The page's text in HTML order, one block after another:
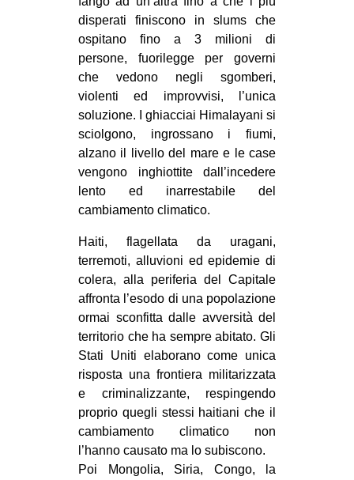
DIRITTO ALL’ABITARE
GENERI
MIGRAZIONI
PRECARIATO
REPRESSIONE
CULTURE
CINEMA
MANIFESTI
MUSICA
RECENSIONI
INTERNAZIONALE
AFRICA
AMERICHE
ESTREMO ORIENTE
EUROPA
disperati finiscono in slums che
ospitano fino a 3 milioni di
persone, fuorilegge per governi
che vedono negli sgomberi,
violenti ed improvvisi, l’unica
soluzione. I ghiacciai Himalayani si
sciolgono, ingrossano i fiumi,
alzano il livello del mare e le case
vengono inghiottite dall’incedere
lento ed inarrestabile del
cambiamento climatico.
Haiti, flagellata da uragani,
terremoti, alluvioni ed epidemie di
colera, alla periferia del Capitale
affronta l’esodo di una popolazione
ormai sconfitta dalle avversità del
territorio che ha sempre abitato. Gli
Stati Uniti elaborano come unica
risposta una frontiera militarizzata
e criminalizzante, respingendo
proprio quegli stessi haitiani che il
cambiamento climatico non
l’hanno causato ma lo subiscono.
Poi Mongolia, Siria, Congo, la